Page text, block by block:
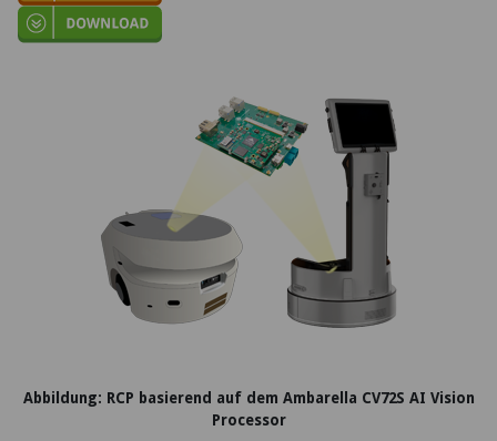
Abbildung: RCP basierend auf dem Ambarella CV72S AI Vision
Processor